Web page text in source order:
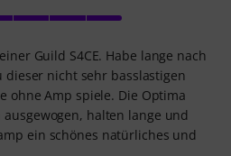
Guild S4CE. Habe lange nach
dieser nicht sehr basslastigen
ohne Amp spiele. Die Optima
halten lange und
ein schönes natürliches und